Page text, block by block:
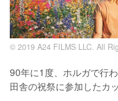
© 2019 A24 FILMS LLC. All
90年に1度、ホルガで行
田舎の祝祭に参加したカ